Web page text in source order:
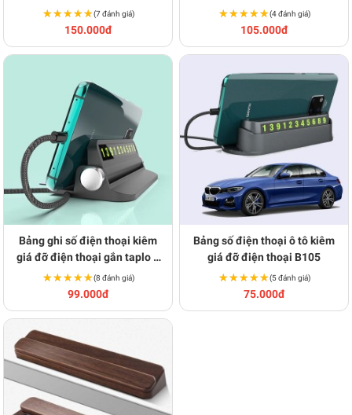
★★★★★
★★★★★(7 đánh giá)
150.000đ
xe ô tô BA1992
★★★★★
★★★★★(4 đánh giá)
105.000đ
Bảng ghi số điện thoại kiêm
giá đỡ điện thoại gắn taplo ô
tô P119
★★★★★
★★★★★(8 đánh giá)
99.000đ
Bảng số điện thoại ô tô kiêm
giá đỡ điện thoại B105
★★★★★
★★★★★(5 đánh giá)
75.000đ